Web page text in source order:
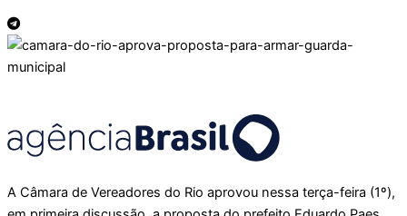
A Câmara de Vereadores do Rio aprovou nessa terça-feira (1º),